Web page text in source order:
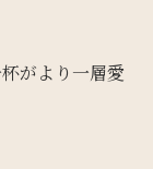
がより一層愛